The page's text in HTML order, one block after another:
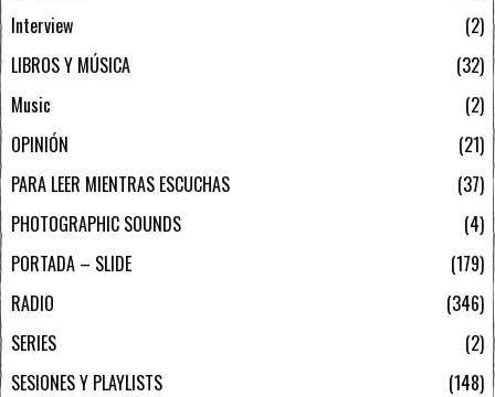
Interview
2
LIBROS Y MÚSICA
32
Music
2
OPINIÓN
21
PARA LEER MIENTRAS ESCUCHAS
37
PHOTOGRAPHIC SOUNDS
4
PORTADA – SLIDE
179
RADIO
346
SERIES
2
SESIONES Y PLAYLISTS
148